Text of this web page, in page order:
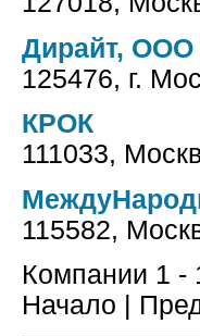
Дирайт, ООО
125476, г.
КРОК
111033,
115582,
Компании 1 -
Начало |